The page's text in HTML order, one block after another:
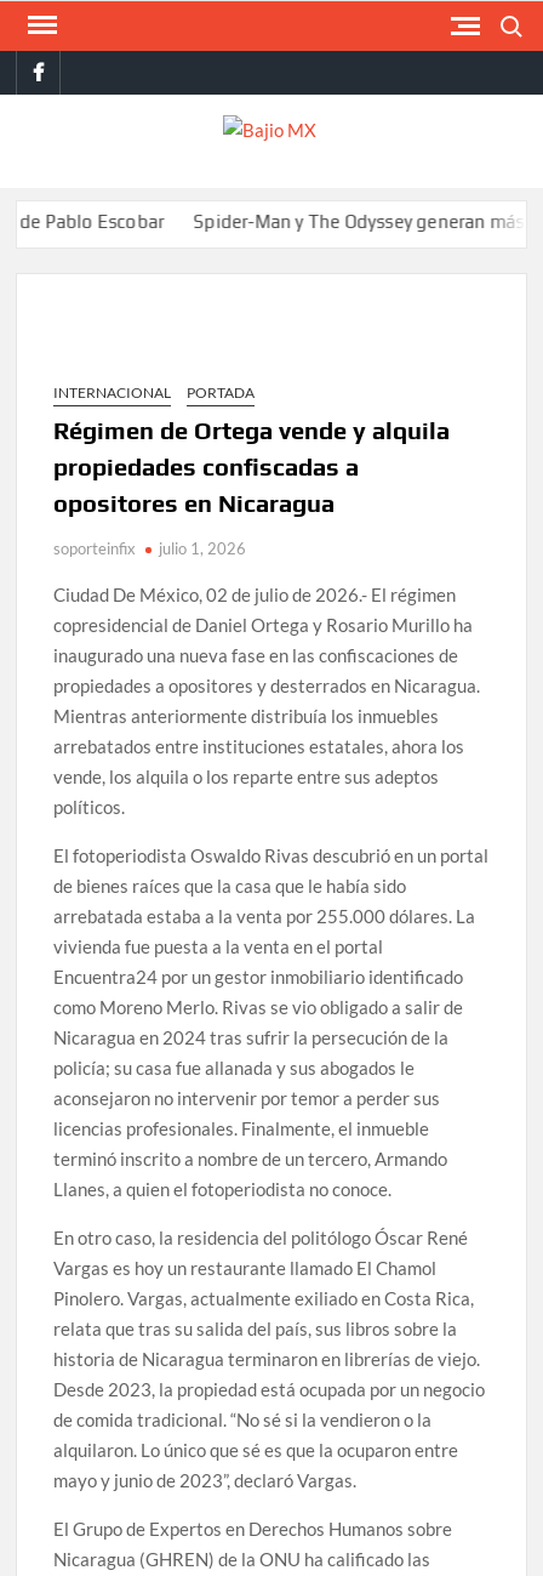
Saltar
contenidofacebook
Escobar Spider-Man y The Odyssey generan más de 400
INTERNACIONAL PORTADA
Régimen de Ortega vende y alquila
propiedades confiscadas a
opositores en Nicaragua
soporteinfix julio 1, 2026
Ciudad De México, 02 de julio de 2026.- El régimen
copresidencial de Daniel Ortega y Rosario Murillo ha
inaugurado una nueva fase en las confiscaciones de
propiedades a opositores y desterrados en Nicaragua.
Mientras anteriormente distribuía los inmuebles
arrebatados entre instituciones estatales, ahora los
vende, los alquila o los reparte entre sus adeptos
políticos.
El fotoperiodista Oswaldo Rivas descubrió en un portal
de bienes raíces que la casa que le había sido
arrebatada estaba a la venta por 255.000 dólares. La
vivienda fue puesta a la venta en el portal
Encuentra24 por un gestor inmobiliario identificado
como Moreno Merlo. Rivas se vio obligado a salir de
Nicaragua en 2024 tras sufrir la persecución de la
policía; su casa fue allanada y sus abogados le
aconsejaron no intervenir por temor a perder sus
licencias profesionales. Finalmente, el inmueble
terminó inscrito a nombre de un tercero, Armando
Llanes, a quien el fotoperiodista no conoce.
En otro caso, la residencia del politólogo Óscar René
Vargas es hoy un restaurante llamado El Chamol
Pinolero. Vargas, actualmente exiliado en Costa Rica,
relata que tras su salida del país, sus libros sobre la
historia de Nicaragua terminaron en librerías de viejo.
Desde 2023, la propiedad está ocupada por un negocio
de comida tradicional. “No sé si la vendieron o la
alquilaron. Lo único que sé es que la ocuparon entre
mayo y junio de 2023”, declaró Vargas.
El Grupo de Expertos en Derechos Humanos sobre
Nicaragua (GHREN) de la ONU ha calificado las